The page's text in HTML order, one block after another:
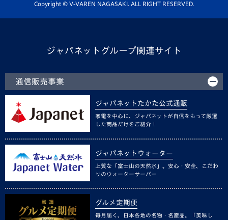
ホームタウン活動
Copyright © V-VAREN NAGASAKI. ALL RIGHT RESERVED.
ジャパネットグループ関連サイト
通信販売事業
ジャパネットたかた公式通販
家電を中心に、ジャパネットが自信をもって厳選
した商品だけをご紹介！
ジャパネットウォーター
上質な「富士山の天然水」。安心・安全、こだわ
りのウォーターサーバー
グルメ定期便
毎月届く、日本各地の名物・名産品。「美味し